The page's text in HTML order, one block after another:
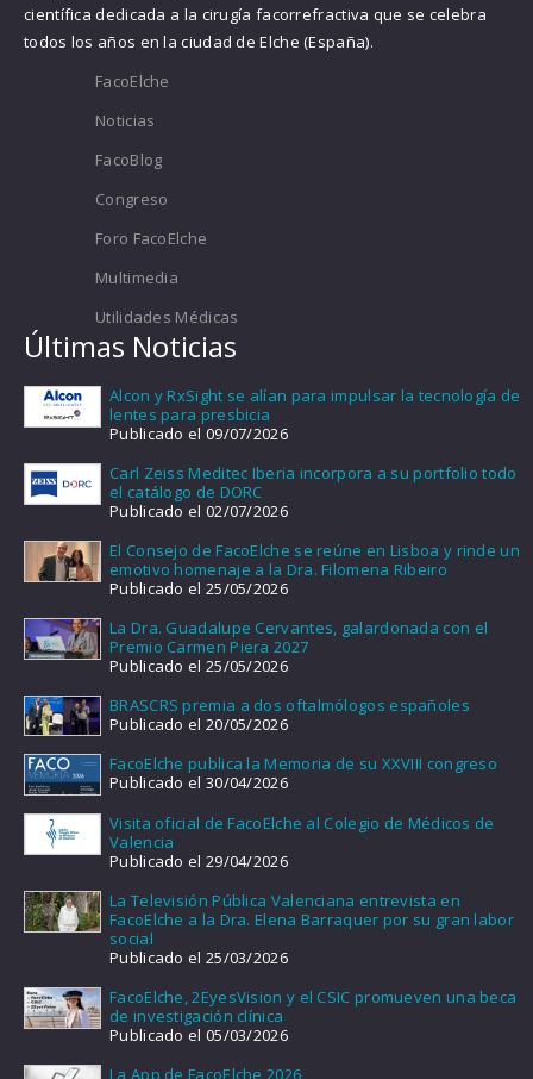
científica dedicada a la cirugía facorrefractiva que se celebra
todos los años en la ciudad de Elche (España).
FacoElche
Noticias
FacoBlog
Congreso
Foro FacoElche
Multimedia
Utilidades Médicas
Últimas Noticias
Alcon y RxSight se alían para impulsar la tecnología de
lentes para presbicia
Publicado el 09/07/2026
Carl Zeiss Meditec Iberia incorpora a su portfolio todo
el catálogo de DORC
Publicado el 02/07/2026
El Consejo de FacoElche se reúne en Lisboa y rinde un
emotivo homenaje a la Dra. Filomena Ribeiro
Publicado el 25/05/2026
La Dra. Guadalupe Cervantes, galardonada con el
Premio Carmen Piera 2027
Publicado el 25/05/2026
BRASCRS premia a dos oftalmólogos españoles
Publicado el 20/05/2026
FacoElche publica la Memoria de su XXVIII congreso
Publicado el 30/04/2026
Visita oficial de FacoElche al Colegio de Médicos de
Valencia
Publicado el 29/04/2026
La Televisión Pública Valenciana entrevista en
FacoElche a la Dra. Elena Barraquer por su gran labor
social
Publicado el 25/03/2026
FacoElche, 2EyesVision y el CSIC promueven una beca
de investigación clínica
Publicado el 05/03/2026
La App de FacoElche 2026